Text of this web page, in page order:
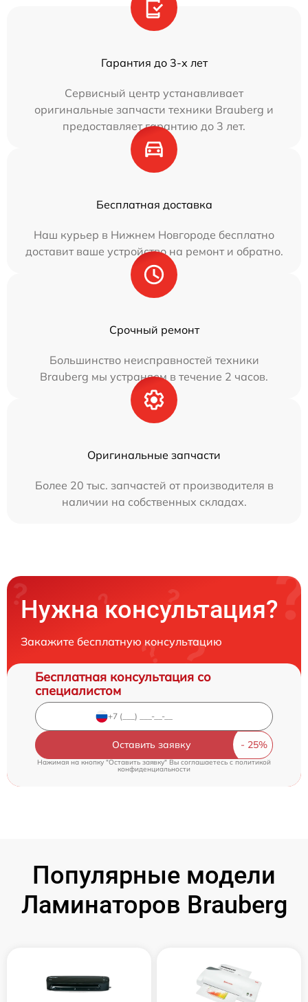
Гарантия до 3-х лет
Сервисный центр устанавливает
оригинальные запчасти техники Brauberg и
предоставляет гарантию до 3 лет.
Бесплатная доставка
Наш курьер в Нижнем Новгороде бесплатно
доставит ваше устройство на ремонт и обратно.
Срочный ремонт
Большинство неисправностей техники
Brauberg мы устраняем в течение 2 часов.
Оригинальные запчасти
Более 20 тыс. запчастей от производителя в
наличии на собственных складах.
Нужна консультация?
Закажите бесплатную консультацию
Бесплатная консультация со
специалистом
Оставить заявку
Нажимая на кнопку "Оставить заявку" Вы соглашаетесь cполитикой
конфиденциальности
Популярные модели
Ламинаторов Brauberg